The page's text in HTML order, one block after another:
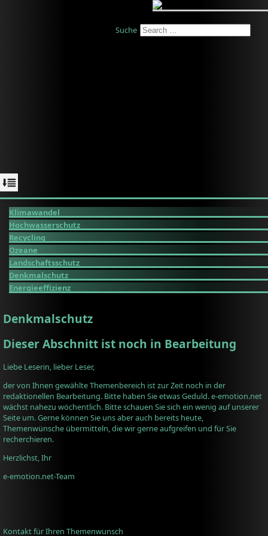
Suche
Klimawandel
Hochwasserschutz
Recycling
Ozeane
Landschaftsschutz
Denkmalschutz
Energieeffizienz
Denkmalschutz
Dieser Abschnitt ist noch in Bearbeitung
Liebe Leserin, lieber Leser,
der von Ihnen gewählte Themenbereich ist zur Zeit noch in der
redaktionellen Bearbeitung. Bitte haben Sie etwas Geduld. e-emotion.net
wächst nahezu wöchentlich. Bitte schauen Sie sich ein wenig auf unserer
Seite um. Gerne können Sie uns aber auch bereits heute,
Themenwünsche übermitteln, die wir gerne aufgreifen und für Sie
recherchieren.
Herzlichst, Ihr
e-emotion.net-Team
Kontakt für Ihren Themenwunsch